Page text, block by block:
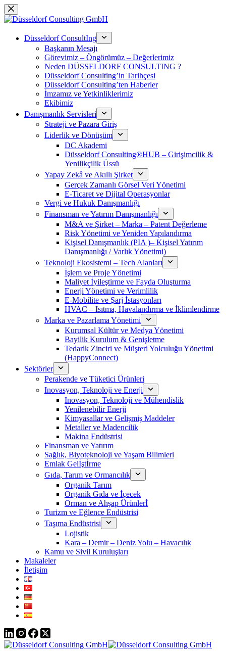
Skip
to
Düsseldorf ConsultIng
Başkanın Mesajı
Görevimiz – Öngörümüz – Değerlerimiz
Neden DÜSSELDORF CONSULTING ?
Düsseldorf Consulting’in Tarihçesi
Düsseldorf Consulting’ten Haberler
İmzamız ve Yetkinliklerimiz
Ekibimiz
Danışmanlık Servisleri
Strateji ve Pazara Giriş
Liderlik ve Dönüşüm
DC Akademi
Düsseldorf Consulting®HUB – Girişimcilik &
Yenilikçilik Üssü
Yapay Zekâ ve Akıllı Şirket
Gerçek Zamanlı Görsel Veri Yönetimi
E-Ticaret ve Dijital Operasyonlar
Vergi ve Hukuk Danışmanlığı
Finansman ve Yatırım Danışmanlığı
M&A ve Şirket – Marka – Patent Değerleme
Risk Yönetimi ve Yeniden Yapılandırma
Kişisel Danışmanlık (PIA )– Kişisel Yatırım
Danışmanlığı / Varlık Yönetimi)
Teknoloji Ekosistemi – Tech Alanları
İşlem ve Proje Yönetimi
Maliyet İyileştirme ve Fayda Oluşturma
Enerji Yönetimi ve Verimlilik
E-Mobilite ve Şarj İstasyonları
HVAC – Isıtma, Havalandırma ve İklimlendirme
Marka ve Pazarlama Yönetimi
Kurumsal Kültür ve Medya Yönetimi
Bayilik Kurulum & Genişletme
Tedarik Zinciri ve Müşteri Yolculuğu Yönetimi
(HappyConnect)
Sektörler
Perakende ve Tüketici Ürünleri
Inovasyon, Teknoloji ve Enerji
Inovasyon, Teknoloji ve Mühendislik
Yenilenebilir Enerji
Kimyasallar ve Gelişmiş Maddeler
Metaller ve Madencilik
Makina Endüstrisi
Finansman ve Yatırım
Sağlık, Biyoteknoloji ve Yaşam Bilimleri
Emlak Gelİştİrme
Gıda, Tarım ve Ormancılık
Organik Tarım
Organik Gıda ve İçecek
Orman ve Ahşap Ürünlerİ
Turizm ve Eğlence Endüstrisi
Taşıma Endüstrisi
Lojistik
Kara – Demir – Deniz Yolu – Havacılık
Kamu ve Sivil Kuruluşları
Makaleler
İletişim